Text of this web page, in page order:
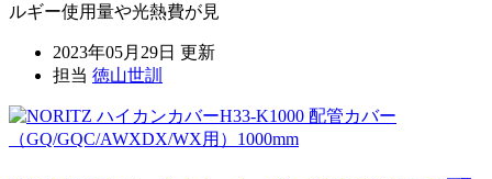
ルギー使用量や光熱費が見
2023年05月29日 更新
担当 徳山世訓